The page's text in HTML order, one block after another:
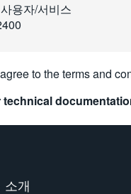
용자/서비스
to the terms and
개